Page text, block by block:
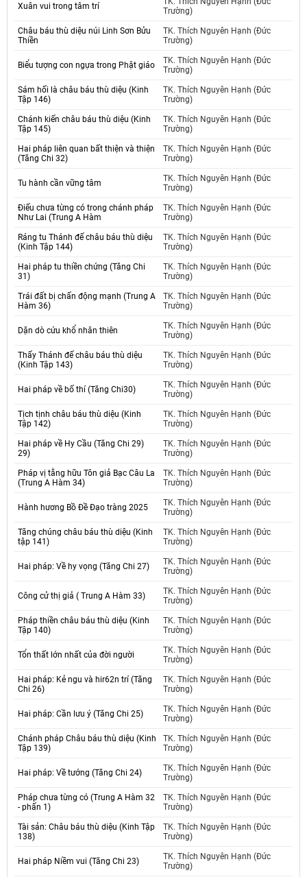
Xuân vui trong tâm trí
Trường)
Châu báu thù diệu núi Linh Sơn Bửu
Thiền
TK. Thích Nguyên Hạnh (Đức
Trường)
Biểu tượng con ngựa trong Phật giáo
TK. Thích Nguyên Hạnh (Đức
Trường)
Sám hối là châu báu thù diệu (Kinh
Tập 146)
TK. Thích Nguyên Hạnh (Đức
Trường)
Chánh kiến châu báu thù diệu (Kinh
Tập 145)
TK. Thích Nguyên Hạnh (Đức
Trường)
Hai pháp liên quan bất thiện và thiện
(Tăng Chi 32)
TK. Thích Nguyên Hạnh (Đức
Trường)
Tu hành cần vững tâm
TK. Thích Nguyên Hạnh (Đức
Trường)
Điếu chưa từng có trong chánh pháp
Như Lai (Trung A Hàm
TK. Thích Nguyên Hạnh (Đức
Trường)
Ráng tu Thánh đế châu báu thù diệu
(Kinh Tập 144)
TK. Thích Nguyên Hạnh (Đức
Trường)
Hai pháp tu thiền chứng (Tăng Chi
31)
TK. Thích Nguyên Hạnh (Đức
Trường)
Trái đất bị chấn động mạnh (Trung A
Hàm 36)
TK. Thích Nguyên Hạnh (Đức
Trường)
Dặn dò cứu khổ nhân thiên
TK. Thích Nguyên Hạnh (Đức
Trường)
Thấy Thánh đế châu báu thù diệu
(Kinh Tập 143)
TK. Thích Nguyên Hạnh (Đức
Trường)
Hai pháp về bố thí (Tăng Chi30)
TK. Thích Nguyên Hạnh (Đức
Trường)
Tịch tịnh châu báu thù diệu (Kinh
Tập 142)
TK. Thích Nguyên Hạnh (Đức
Trường)
Hai pháp về Hy Cầu (Tăng Chi 29)
29)
TK. Thích Nguyên Hạnh (Đức
Trường)
Pháp vị tằng hữu Tôn giả Bạc Câu La
(Trung A Hàm 34)
TK. Thích Nguyên Hạnh (Đức
Trường)
Hành hương Bồ Đề Đạo tràng 2025
TK. Thích Nguyên Hạnh (Đức
Trường)
Tăng chúng châu báu thù diệu (Kinh
tập 141)
TK. Thích Nguyên Hạnh (Đức
Trường)
Hai pháp: Về hy vọng (Tăng Chi 27)
TK. Thích Nguyên Hạnh (Đức
Trường)
Công cử thị giả ( Trung A Hàm 33)
TK. Thích Nguyên Hạnh (Đức
Trường)
Pháp thiền châu báu thù diệu (Kinh
Tập 140)
TK. Thích Nguyên Hạnh (Đức
Trường)
Tổn thất lớn nhất của đời người
TK. Thích Nguyên Hạnh (Đức
Trường)
Hai pháp: Kẻ ngu và hir62n trí (Tăng
Chi 26)
TK. Thích Nguyên Hạnh (Đức
Trường)
Hai pháp: Cần lưu ý (Tăng Chi 25)
TK. Thích Nguyên Hạnh (Đức
Trường)
Chánh pháp Châu báu thù diệu (Kinh
Tập 139)
TK. Thích Nguyên Hạnh (Đức
Trường)
Hai pháp: Về tướng (Tăng Chi 24)
TK. Thích Nguyên Hạnh (Đức
Trường)
Pháp chưa từng có (Trung A Hàm 32
- phấn 1)
TK. Thích Nguyên Hạnh (Đức
Trường)
Tài sản: Châu báu thù diệu (Kinh Tập
138)
TK. Thích Nguyên Hạnh (Đức
Trường)
Hai pháp Niềm vui (Tăng Chi 23)
TK. Thích Nguyên Hạnh (Đức
Trường)